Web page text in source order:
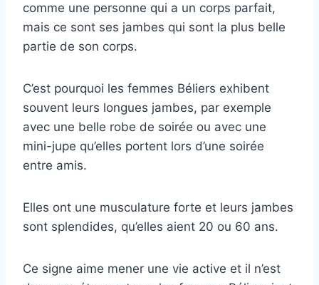
comme une personne qui a un corps parfait,
mais ce sont ses jambes qui sont la plus belle
partie de son corps.
C’est pourquoi les femmes Béliers exhibent
souvent leurs longues jambes, par exemple
avec une belle robe de soirée ou avec une
mini-jupe qu’elles portent lors d’une soirée
entre amis.
Elles ont une musculature forte et leurs jambes
sont splendides, qu’elles aient 20 ou 60 ans.
Ce signe aime mener une vie active et il n’est